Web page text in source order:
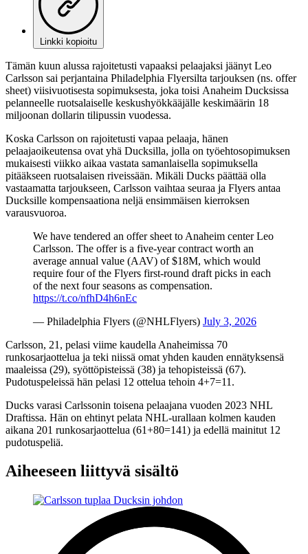
Linkki kopioitu
Tämän kuun alussa rajoitetusti vapaaksi pelaajaksi jäänyt Leo
Carlsson sai perjantaina Philadelphia Flyersilta tarjouksen (ns. offer
sheet) viisivuotisesta sopimuksesta, joka toisi Anaheim Ducksissa
pelanneelle ruotsalaiselle keskushyökkääjälle keskimäärin 18
miljoonan dollarin tilipussin vuodessa.
Koska Carlsson on rajoitetusti vapaa pelaaja, hänen
pelaajaoikeutensa ovat yhä Ducksilla, jolla on työehtosopimuksen
mukaisesti viikko aikaa vastata samanlaisella sopimuksella
pitääkseen ruotsalaisen riveissään. Mikäli Ducks päättää olla
vastaamatta tarjoukseen, Carlsson vaihtaa seuraa ja Flyers antaa
Ducksille kompensaationa neljä ensimmäisen kierroksen
varausvuoroa.
We have tendered an offer sheet to Anaheim center Leo
Carlsson. The offer is a five-year contract worth an
average annual value (AAV) of $18M, which would
require four of the Flyers first-round draft picks in each
of the next four seasons as compensation.
https://t.co/nfhD4h6nEc
— Philadelphia Flyers (@NHLFlyers) July 3, 2026
Carlsson, 21, pelasi viime kaudella Anaheimissa 70
runkosarjaottelua ja teki niissä omat yhden kauden ennätyksensä
maaleissa (29), syöttöpisteissä (38) ja tehopisteissä (67).
Pudotuspeleissä hän pelasi 12 ottelua tehoin 4+7=11.
Ducks varasi Carlssonin toisena pelaajana vuoden 2023 NHL
Draftissa. Hän on ehtinyt pelata NHL-urallaan kolmen kauden
aikana 201 runkosarjaottelua (61+80=141) ja edellä mainitut 12
pudotuspeliä.
Aiheeseen liittyvä sisältö